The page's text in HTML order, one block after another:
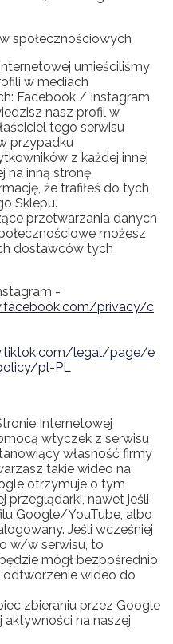
społecznościowych
umieściliśmy
w mediach
Facebook / Instagram
nasz profil w
tego serwisu
przypadku
z każdej innej
na inną stronę
że trafiłeś do tych
Sklepu.
przetwarzania danych
możesz
dostawców tych
-
privacy/c
legal/page/e
pl-PL
Internetowej
wtyczek z serwisu
własność firmy
takie wideo na
otrzymuje o tym
przeglądarki, nawet jeśli
Google/YouTube, albo
Jeśli wcześniej
w/w serwisu, to
mógł bezpośrednio
wideo do
zbieraniu przez Google
aktywności na naszej